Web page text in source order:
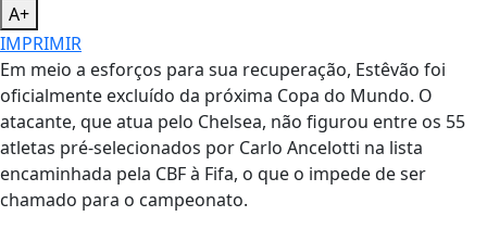
A+
IMPRIMIR
Em meio a esforços para sua recuperação, Estêvão foi
oficialmente excluído da próxima Copa do Mundo. O
atacante, que atua pelo Chelsea, não figurou entre os 55
atletas pré-selecionados por Carlo Ancelotti na lista
encaminhada pela CBF à Fifa, o que o impede de ser
chamado para o campeonato.